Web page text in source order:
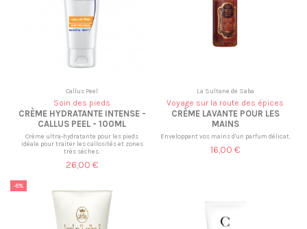
Callus Peel
Soin des pieds
CRÈME HYDRATANTE INTENSE -
CALLUS PEEL - 100ML
Crème ultra-hydratante pour les pieds
idéale pour traiter les callosités et zones
très sèches.
26,00 €
La Sultane de Saba
Voyage sur la route des épices
CRÈME LAVANTE POUR LES
MAINS
Enveloppant vos mains d'un parfum délicat.
16,00 €
-8%